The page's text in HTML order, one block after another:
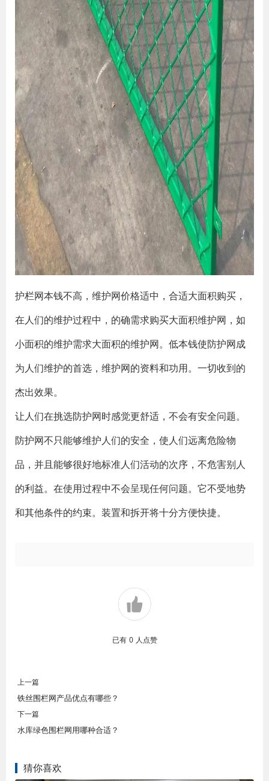
护栏网本钱不高，维护网价格适中，合适大面积购买，
在人们的维护过程中，的确需求购买大面积维护网，如
小面积的维护需求大面积的维护网。低本钱使防护网成
为人们维护的首选，维护网的资料和功用。一切收到的
杰出效果。
让人们在挑选防护网时感觉更舒适，不会有安全问题。
防护网不只能够维护人们的安全，使人们远离危险物
品，并且能够很好地标准人们活动的次序，不危害别人
的利益。在使用过程中不会呈现任何问题。它不受地势
和其他条件的约束。装置和拆开将十分方便快捷。
已有 0 人点赞
上一篇
铁丝围栏网产品优点有哪些？
下一篇
水库绿色围栏网用哪种合适？
猜你喜欢